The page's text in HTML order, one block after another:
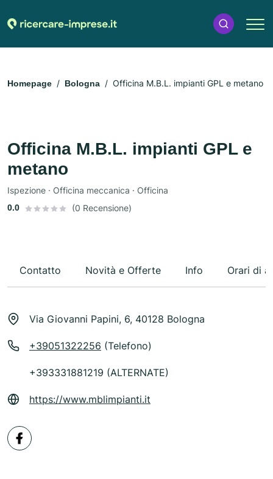
Homepage Bologna Officina M.B.L. impianti GPL e metano
Officina M.B.L. impianti GPL e
metano
Ispezione · Officina meccanica · Officina
0.0 (0 Recensione)
Contatto Novità e Offerte Info Orari di
Via Giovanni Papini, 6, 40128 Bologna
+39051322256 (Telefono)
+393331881219 (ALTERNATE)
https://www.mblimpianti.it